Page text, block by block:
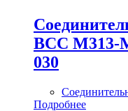
BCC M313-
030
Подробнее